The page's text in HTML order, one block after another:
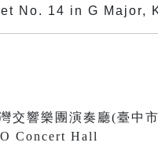
No. 14 in G Major,
交響樂團演奏廳(臺中
Concert Hall